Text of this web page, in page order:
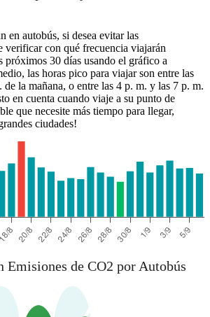
en autobús, si desea evitar las
verificar con qué frecuencia viajarán
próximos 30 días usando el gráfico a
las horas pico para viajar son entre las
la mañana, o entre las 4 p. m. y las 7 p. m.
en cuenta cuando viaje a su punto de
que necesite más tiempo para llegar,
ciudades!
Emisiones de CO2 por Autobús